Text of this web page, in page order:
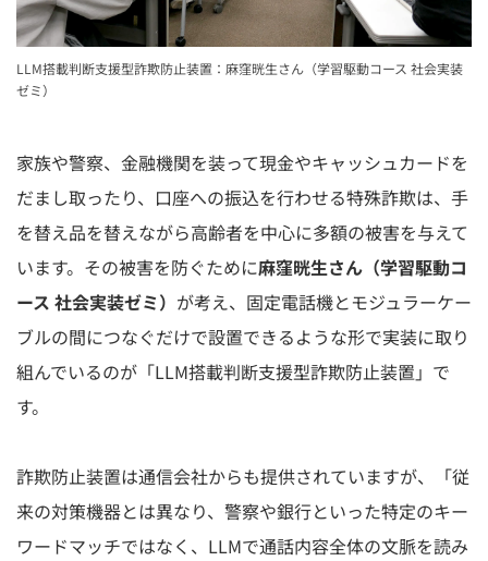
LLM搭載判断⽀援型詐欺防⽌装置：⿇窪晄⽣さん（学習駆動コース 社会実装
ゼミ）
家族や警察、金融機関を装って現金やキャッシュカードを
だまし取ったり、口座への振込を行わせる特殊詐欺は、手
を替え品を替えながら高齢者を中心に多額の被害を与えて
います。その被害を防ぐために⿇窪晄⽣さん（学習駆動コ
ース 社会実装ゼミ） が考え、固定電話機とモジュラーケー
ブルの間につなぐだけで設置できるような形で実装に取り
組んでいるのが「LLM搭載判断⽀援型詐欺防⽌装置」で
す。
詐欺防止装置は通信会社からも提供されていますが、「従
来の対策機器とは異なり、警察や銀行といった特定のキー
ワードマッチではなく、LLMで通話内容全体の文脈を読み